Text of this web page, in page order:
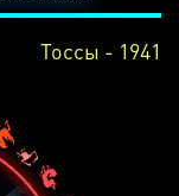
Тоссы - 1941